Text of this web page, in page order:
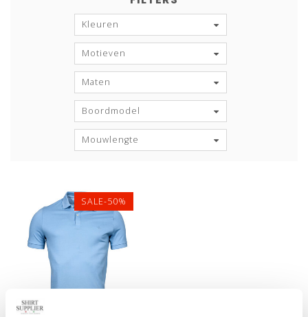
Kleuren
Motieven
Maten
Boordmodel
Mouwlengte
SALE-50%